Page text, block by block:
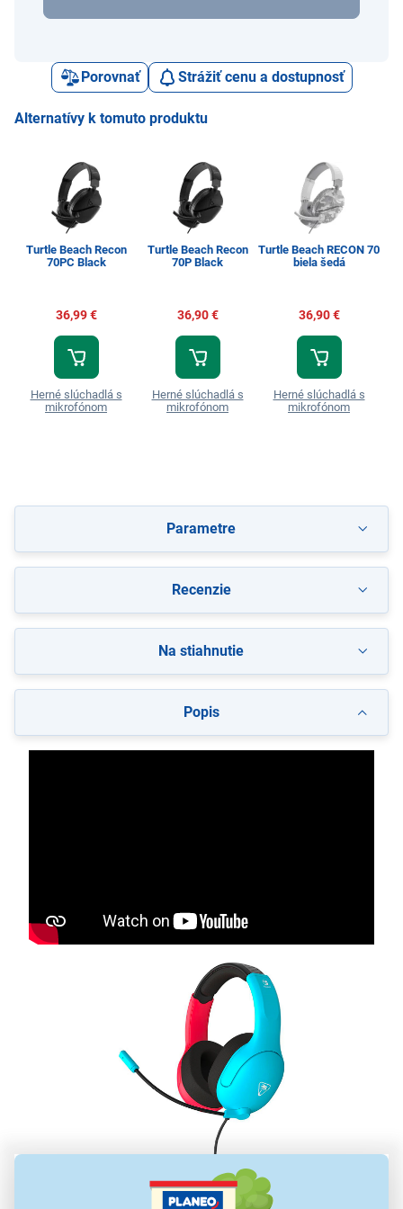
Porovnať Strážiť cenu a dostupnosť
Alternatívy k tomuto produktu
Turtle Beach Recon
70PC Black
36,99 €
Herné slúchadlá s
mikrofónom
Turtle Beach Recon
70P Black
36,90 €
Herné slúchadlá s
mikrofónom
Turtle Beach RECON 70
biela šedá
36,90 €
Herné slúchadlá s
mikrofónom
Popis
Herné slúchadlá Turtle Beach Airlite Fit,
Parametre
Recenzie
Na stiahnutie